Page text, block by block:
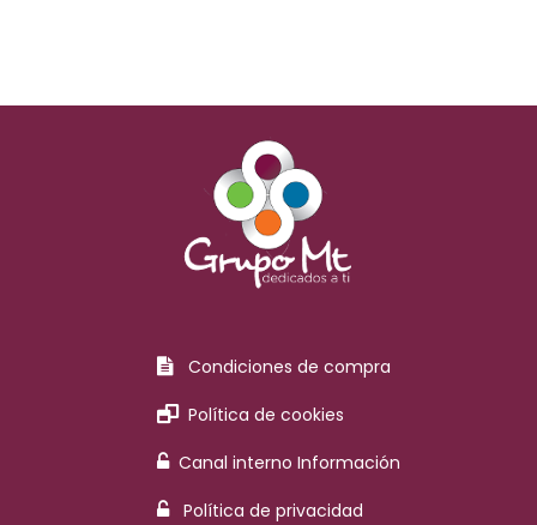
Condiciones de compra
Política de cookies
Canal interno Información
Política de privacidad